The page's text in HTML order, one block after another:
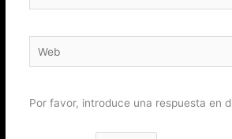
electrónico*
Web
Por favor, introduce una respuesta en